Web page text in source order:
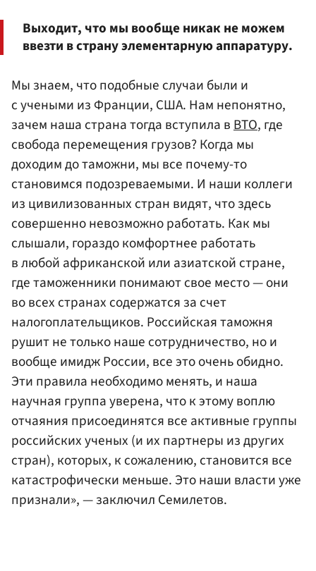
Выходит, что мы вообще никак не можем
ввезти в страну элементарную аппаратуру.
Мы знаем, что подобные случаи были и
с учеными из Франции, США. Нам непонятно,
зачем наша страна тогда вступила в ВТО, где
свобода перемещения грузов? Когда мы
доходим до таможни, мы все почему-то
становимся подозреваемыми. И наши коллеги
из цивилизованных стран видят, что здесь
совершенно невозможно работать. Как мы
слышали, гораздо комфортнее работать
в любой африканской или азиатской стране,
где таможенники понимают свое место — они
во всех странах содержатся за счет
налогоплательщиков. Российская таможня
рушит не только наше сотрудничество, но и
вообще имидж России, все это очень обидно.
Эти правила необходимо менять, и наша
научная группа уверена, что к этому воплю
отчаяния присоединятся все активные группы
российских ученых (и их партнеры из других
стран), которых, к сожалению, становится все
катастрофически меньше. Это наши власти уже
признали», — заключил Семилетов.